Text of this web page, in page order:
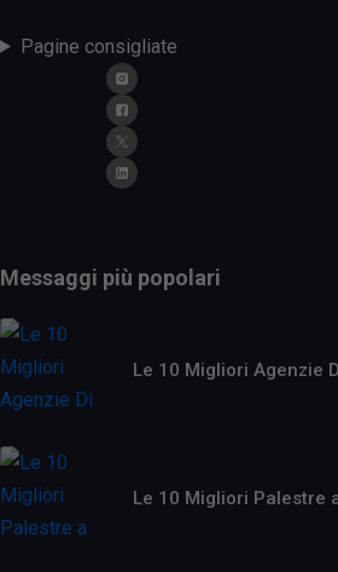
Pagine consigliate
Messaggi più popolari
Le 10 Migliori Agenzie
Le 10 Migliori Palestre